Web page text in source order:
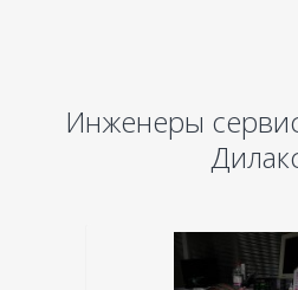
Инженеры